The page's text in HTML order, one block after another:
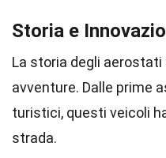
Storia e
La storia degli aerostati
avventure. Dalle prime
turistici, questi veicoli
strada.